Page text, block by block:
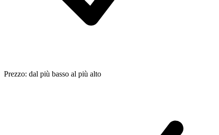
Prezzo: dal più basso al più alto